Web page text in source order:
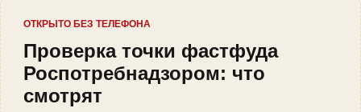
ОТКРЫТО БЕЗ ТЕЛЕФОНА
Проверка точки фастфуда
Роспотребнадзором: что
смотрят